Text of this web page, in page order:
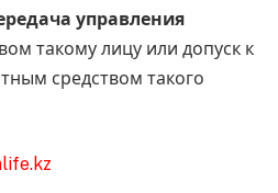
управления
такому лицу или допуск к
средством такого